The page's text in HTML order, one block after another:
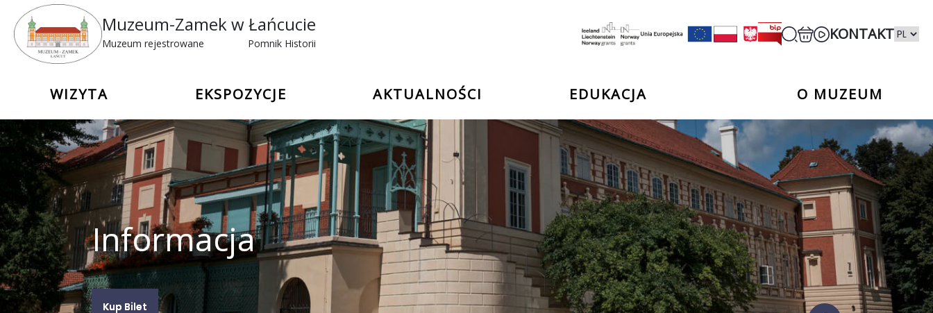
Muzeum-Zamek w Łańcucie
Muzeum rejestrowane Pomnik Historii
KONTAKT
WIZYTA EKSPOZYCJE AKTUALNOŚCI EDUKACJA O MUZEUM
Informacja
Kup Bilet